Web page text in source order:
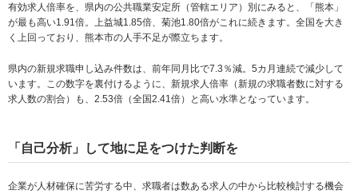
有効求人倍率を、県内の公共職業安定所（管轄エリア）別にみると、「熊本」
が最も高い1.91倍。上益城1.85倍、菊池1.80倍がこれに続きます。全国を大き
く上回っており、熊本市の人手不足が際立ちます。
県内の新規求職申し込み件数は、前年同月比で7.3％減。5カ月連続で減少して
います。この数字を裏付けるように、新規求人倍率（新規の求職者数に対する
求人数の割合）も、2.53倍（全国2.41倍）と高い水準となっています。
「自己分析」して地に足をつけた判断を
企業が人材確保に苦労する中、求職者は数ある求人の中から比較検討する機会